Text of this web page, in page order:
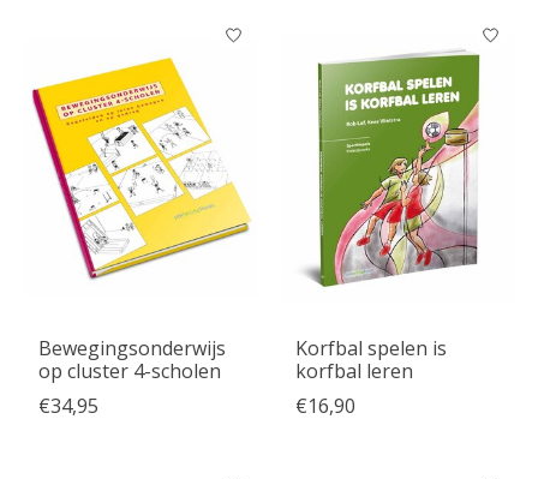
Bewegingsonderwijs
op cluster 4-scholen
€34,95
Korfbal spelen is
korfbal leren
€16,90